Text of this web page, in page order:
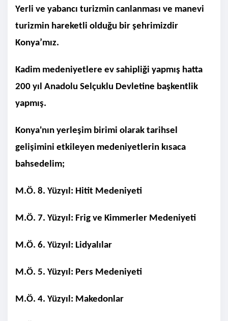
Yerli ve yabancı turizmin canlanması ve manevi
turizmin hareketli olduğu bir şehrimizdir
Konya’mız.
Kadim medeniyetlere ev sahipliği yapmış hatta
200 yıl Anadolu Selçuklu Devletine başkentlik
yapmış.
Konya'nın yerleşim birimi olarak tarihsel
gelişimini etkileyen medeniyetlerin kısaca
bahsedelim;
M.Ö. 8. Yüzyıl: Hitit Medeniyeti
M.Ö. 7. Yüzyıl: Frig ve Kimmerler Medeniyeti
M.Ö. 6. Yüzyıl: Lidyalılar
M.Ö. 5. Yüzyıl: Pers Medeniyeti
M.Ö. 4. Yüzyıl: Makedonlar